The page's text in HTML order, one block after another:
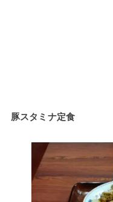
豚スタミナ定食